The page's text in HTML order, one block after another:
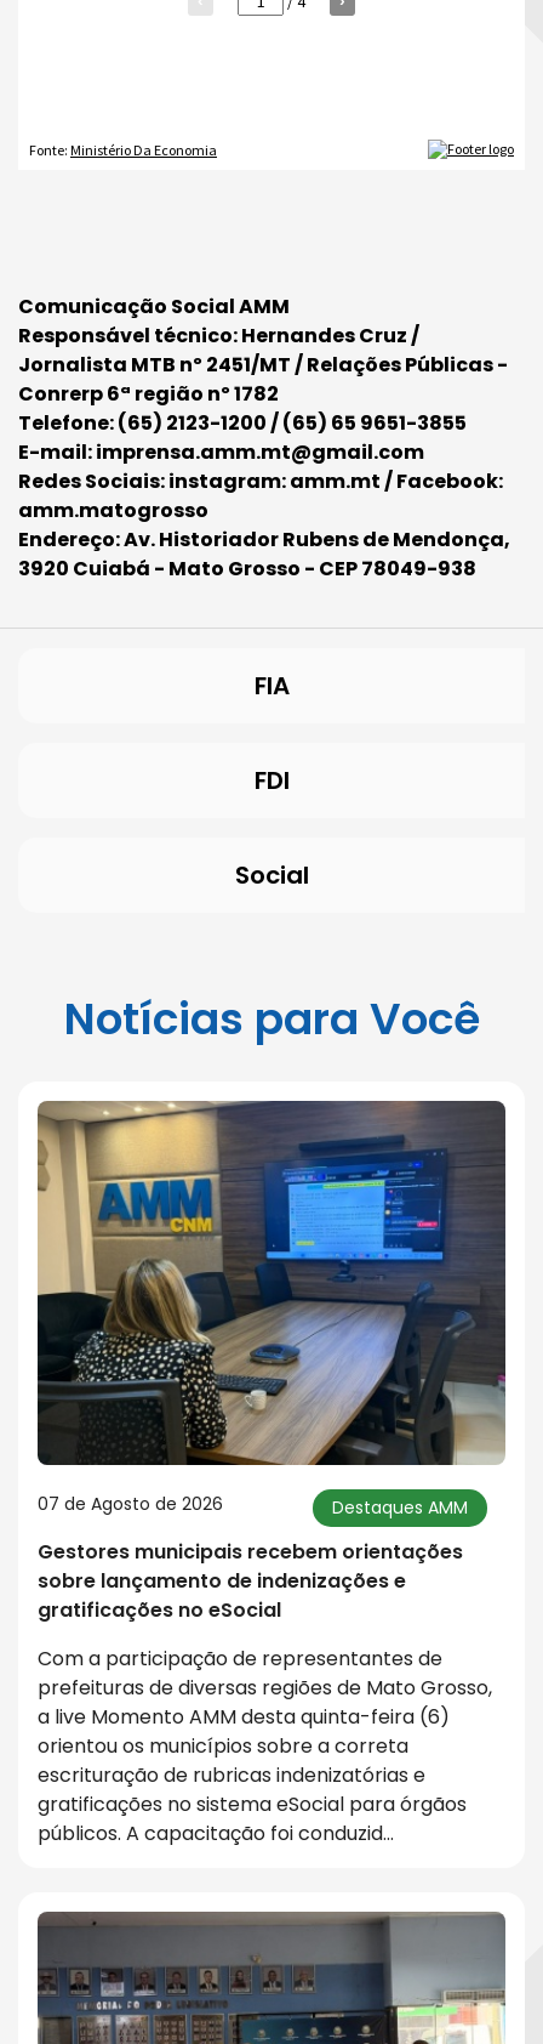
Comunicação Social AMM
Responsável técnico: Hernandes Cruz /
Jornalista MTB nº 2451/MT / Relações Públicas -
Conrerp 6ª região nº 1782
Telefone: (65) 2123-1200 / (65) 65 9651-3855
E-mail: imprensa.amm.mt@gmail.com
Redes Sociais: instagram: amm.mt / Facebook:
amm.matogrosso
Endereço: Av. Historiador Rubens de Mendonça,
3920 Cuiabá - Mato Grosso - CEP 78049-938
FIA
FDI
Social
Notícias para Você
Notícias para Você
07 de Agosto de 2026 Destaques AMM
Gestores municipais recebem orientações
sobre lançamento de indenizações e
gratificações no eSocial
Com a participação de representantes de
prefeituras de diversas regiões de Mato Grosso,
a live Momento AMM desta quinta-feira (6)
orientou os municípios sobre a correta
escrituração de rubricas indenizatórias e
gratificações no sistema eSocial para órgãos
públicos. A capacitação foi conduzid…